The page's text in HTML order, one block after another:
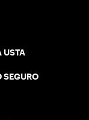
USTA
SEGURO